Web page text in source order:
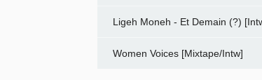
Ligeh Moneh - Et Demain (?)
Women Voices [Mixtape/Intw]